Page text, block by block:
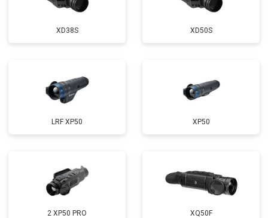
XD38S XD50S
LRF XP50 XP50
2 XP50 PRO XQ50F